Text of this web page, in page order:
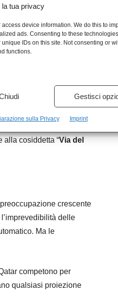
tua privacy
device information. We do this to
ads. Consenting to these
IDs on this site. Not consenting or
functions.
Gestisci
sulla Privacy Imprint
leader delle monarchie
più esposti.
sempre meno
Avvicinatosi a
rete di alleanze
alla cosiddetta “Via del
crescente
delle
Ma le
competono per
qualsiasi proiezione